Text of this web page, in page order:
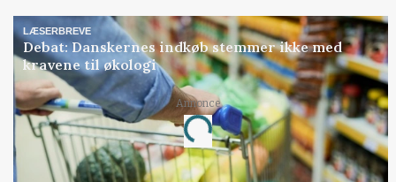
LÆSERBREVE
Debat: Danskernes indkøb stemmer ikke med
kravene til økologi
Annonce
Loading...